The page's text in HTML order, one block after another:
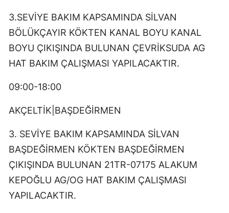
3.SEVİYE BAKIM KAPSAMINDA SİLVAN
BÖLÜKÇAYIR KÖKTEN KANAL BOYU KANAL
BOYU ÇIKIŞINDA BULUNAN ÇEVRİKSUDA AG
HAT BAKIM ÇALIŞMASI YAPILACAKTIR.
09:00-18:00
AKÇELTİK|BAŞDEĞİRMEN
3. SEVİYE BAKIM KAPSAMINDA SİLVAN
BAŞDEĞİRMEN KÖKTEN BAŞDEĞİRMEN
ÇIKIŞINDA BULUNAN 21TR-07175 ALAKUM
KEPOĞLU AG/OG HAT BAKIM ÇALIŞMASI
YAPILACAKTIR.